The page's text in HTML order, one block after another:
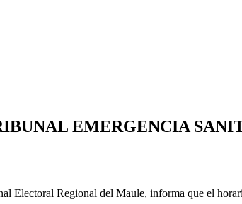
EMERGENCIA
Electoral Regional del Maule, informa que el